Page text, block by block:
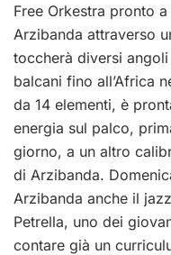
Free Orkestra pronto
Arzibanda attraverso
toccherà diversi
balcani fino all’Africa
da 14 elementi, è
energia sul palco,
giorno, a un altro
di Arzibanda.
Arzibanda anche il
Petrella, uno dei
contare già un